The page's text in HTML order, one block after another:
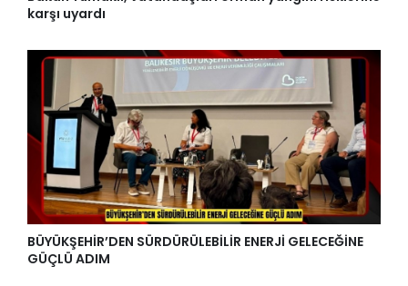
karşı uyardı
BÜYÜKŞEHİR’DEN SÜRDÜRÜLEBİLİR ENERJİ GELECEĞİNE
GÜÇLÜ ADIM